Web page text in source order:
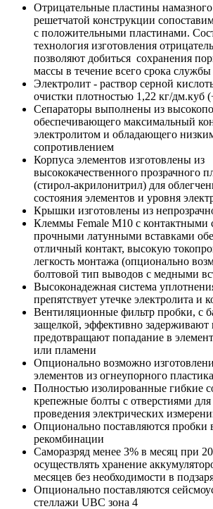
Отрицательные пластины
решетчатой конструкции
с положительными пластинами.
технология изготовления
позволяют добиться сохранения
массы в течение всего срока
Электролит - раствор серной
очистки плотностью 1,22 кг/дм.куб
Сепараторы выполнены из
обеспечивающего максимальный
электролитом и обладающего
сопротивлением
Корпуса элементов изготовлены из
высококачественного прозрачного
(стирол-акрилонитрил) для
состояния элементов и уровня
Крышки изготовлены из
Клеммы Female М10 с контактными
прочными латунными вставками
отличный контакт, высокую
легкость монтажа (опционально
болтовой тип выводов с медными
Высоконадежная система
препятствует утечке электролита и
Вентиляционные фильтр пробки, с
защелкой, эффективно задерживают
предотвращают попадание в
или пламени
Опционально возможно
элементов из огнеупорного
Полностью изолированные гибкие
крепежные болты с отверстиями для
проведения электрических
Опционально поставляются пробки
рекомбинации
Саморазряд менее 3% в месяц при
осуществлять хранение
месяцев без необходимости в
Опционально поставляются
стеллажи UBC зона 4